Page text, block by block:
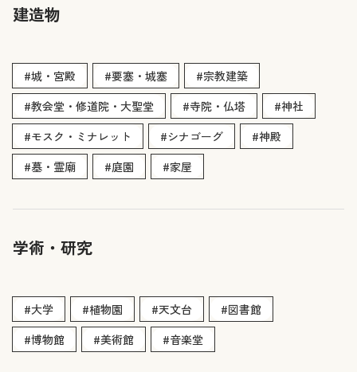
建造物
#城・宮殿 #要塞・城塞
#宗教建築
#教会堂・修道院・大聖堂
#寺院・仏塔
#神社
#モスク・ミナレット
#シナゴーグ
#神殿
#墓・霊廟
#庭園 #家屋
学術・研究
#大学 #植物園 #天文台
#図書館
#博物館
#美術館 #音楽堂